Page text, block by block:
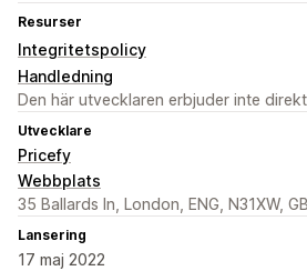
Resurser
Integritetspolicy
Handledning
Den här utvecklaren erbjuder inte
Utvecklare
Pricefy
Webbplats
35 Ballards ln, London, ENG, N31XW, GB
Lansering
17 maj 2022